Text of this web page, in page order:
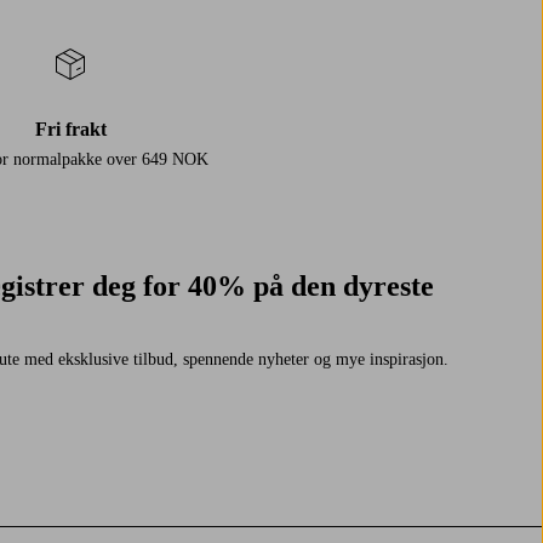
Fri frakt
normalpakke over 649 NOK
deg for 40% på den dyreste
med eksklusive tilbud, spennende nyheter og mye inspirasjon.